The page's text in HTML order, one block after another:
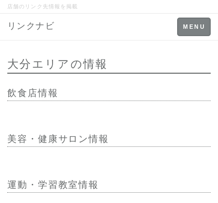
店舗のリンク先情報を掲載
Toggle
navigation
MENU
リンクナビ
大分エリアの情報
飲食店情報
美容・健康サロン情報
運動・学習教室情報